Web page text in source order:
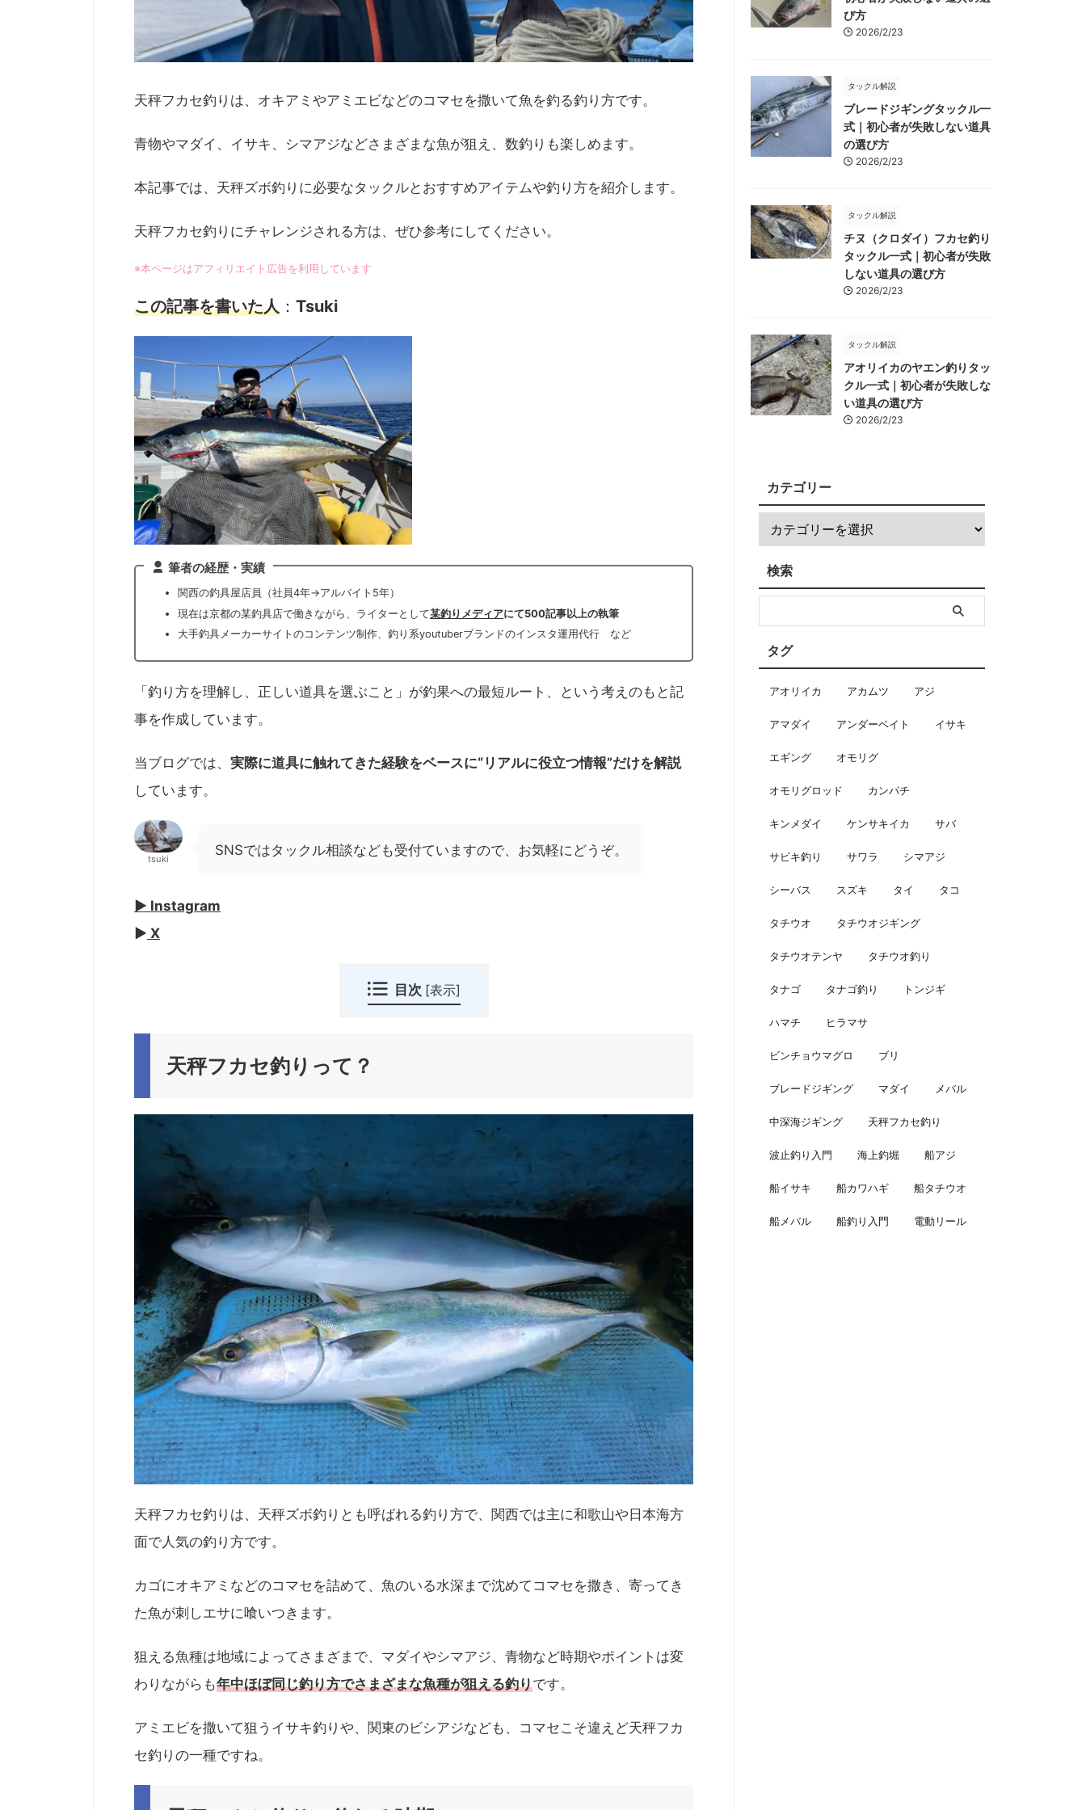
天秤フカセ釣りは、オキアミやアミエビなどのコマセを撒いて魚を釣る釣り方です。
青物やマダイ、イサキ、シマアジなどさまざまな魚が狙え、数釣りも楽しめます。
本記事では、天秤ズボ釣りに必要なタックルとおすすめアイテムや釣り方を紹介します。
天秤フカセ釣りにチャレンジされる方は、ぜひ参考にしてください。
※本ページはアフィリエイト広告を利用しています
この記事を書いた人 ： Tsuki
筆者の経歴・実績
関西の釣具屋店員（社員4年→アルバイト5年）
現在は京都の某釣具店で働きながら、ライターとして某釣りメディアにて500記事以上の執筆
大手釣具メーカーサイトのコンテンツ制作、釣り系youtuberブランドのインスタ運用代行 など
「釣り方を理解し、正しい道具を選ぶこと」が釣果への最短ルート、という考えのもと記
事を作成しています。
当ブログでは、 実際に道具に触れてきた経験をベースに“リアルに役立つ情報”だけを解説
しています。
tsuki
SNSではタックル相談なども受付ていますので、お気軽にどうぞ。
▶︎ Instagram
▶︎ X
目次 [表示]
天秤フカセ釣りって？
天秤フカセ釣りは、天秤ズボ釣りとも呼ばれる釣り方で、関西では主に和歌山や日本海方
面で人気の釣り方です。
カゴにオキアミなどのコマセを詰めて、魚のいる水深まで沈めてコマセを撒き、寄ってき
た魚が刺しエサに喰いつきます。
狙える魚種は地域によってさまざまで、マダイやシマアジ、青物など時期やポイントは変
わりながらも年中ほぼ同じ釣り方でさまざまな魚種が狙える釣りです。
アミエビを撒いて狙うイサキ釣りや、関東のビシアジなども、コマセこそ違えど天秤フカ
セ釣りの一種ですね。
び方
2026/2/23
タックル解説
ブレードジギングタックル一
式｜初心者が失敗しない道具
の選び方
2026/2/23
タックル解説
チヌ（クロダイ）フカセ釣り
タックル一式｜初心者が失敗
しない道具の選び方
2026/2/23
タックル解説
アオリイカのヤエン釣りタッ
クル一式｜初心者が失敗しな
い道具の選び方
2026/2/23
カテゴリー
検索
タグ
アオリイカ アカムツ アジ
アマダイ アンダーベイト イサキ
エギング オモリグ
オモリグロッド カンパチ
キンメダイ ケンサキイカ サバ
サビキ釣り サワラ シマアジ
シーバス スズキ タイ タコ
タチウオ タチウオジギング
タチウオテンヤ タチウオ釣り
タナゴ タナゴ釣り トンジギ
ハマチ ヒラマサ
ビンチョウマグロ ブリ
ブレードジギング マダイ メバル
中深海ジギング 天秤フカセ釣り
波止釣り入門 海上釣堀 船アジ
船イサキ 船カワハギ 船タチウオ
船メバル 船釣り入門 電動リール